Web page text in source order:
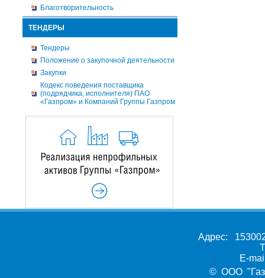
Благотворительность
ТЕНДЕРЫ
Тендеры
Положение о закупочной деятельности
Закупки
Кодекс поведения поставщика
(подрядчика, исполнителя) ПАО
«Газпром» и Компаний Группы Газпром
Адрес:
E-
© ООО